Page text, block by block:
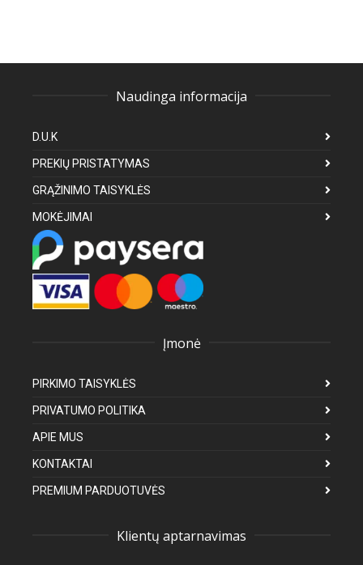
Naudinga informacija
D.U.K
PREKIŲ PRISTATYMAS
GRĄŽINIMO TAISYKLĖS
MOKĖJIMAI
Įmonė
PIRKIMO TAISYKLĖS
PRIVATUMO POLITIKA
APIE MUS
KONTAKTAI
PREMIUM PARDUOTUVĖS
Klientų aptarnavimas